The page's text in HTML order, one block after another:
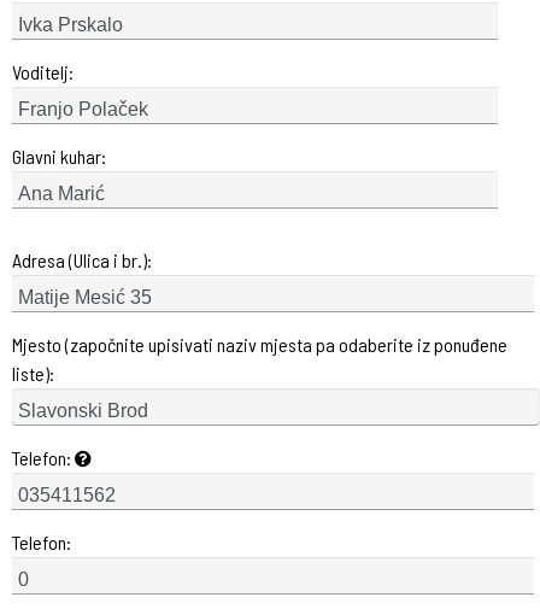
Voditelj:
Glavni kuhar:
Adresa (Ulica i br.):
Mjesto (započnite upisivati naziv mjesta pa odaberite iz ponuđene
liste):
Telefon:
Telefon: